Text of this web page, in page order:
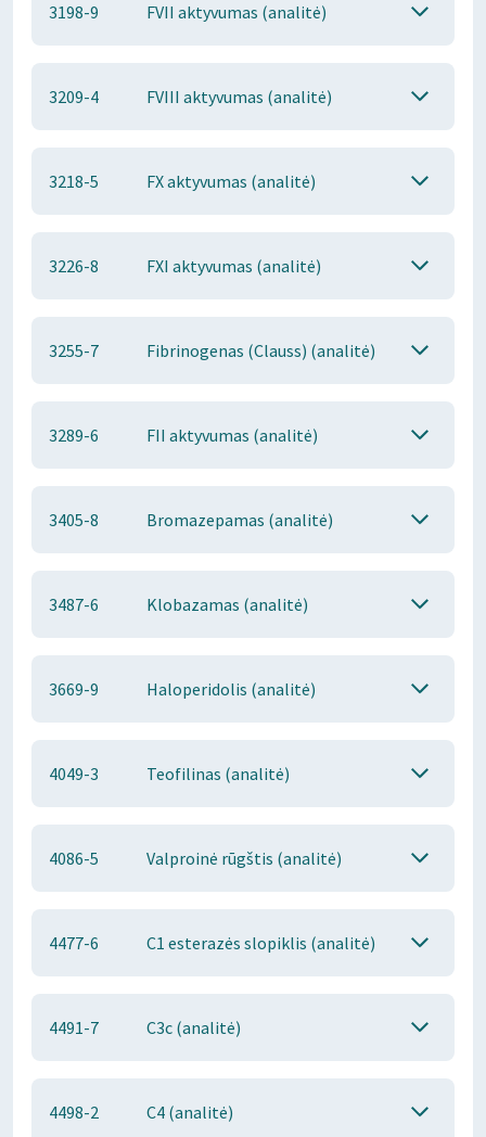
3198-9 FVII aktyvumas (analitė)
3209-4 FVIII aktyvumas (analitė)
3218-5 FX aktyvumas (analitė)
3226-8 FXI aktyvumas (analitė)
3255-7 Fibrinogenas (Clauss) (analitė)
3289-6 FII aktyvumas (analitė)
3405-8 Bromazepamas (analitė)
3487-6 Klobazamas (analitė)
3669-9 Haloperidolis (analitė)
4049-3 Teofilinas (analitė)
4086-5 Valproinė rūgštis (analitė)
4477-6 C1 esterazės slopiklis (analitė)
4491-7 C3c (analitė)
4498-2 C4 (analitė)